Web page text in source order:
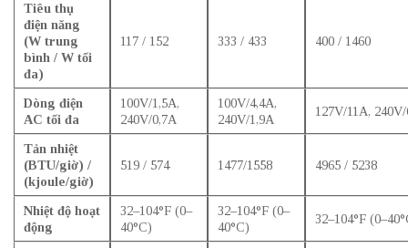
Tiêu thụ
điện năng
(W trung
bình / W tối
đa)
117 / 152 333 / 433 400 / 1460
Dòng điện
AC tối đa
100V/1,5A,
240V/0,7A
100V/4,4A,
240V/1,9A
127V/11A,
Tản nhiệt
(BTU/giờ) /
(kjoule/giờ)
519 / 574 1477/1558 4965 / 5238
Nhiệt độ hoạt
động
32–104°F (0–
40°C)
32–104°F (0–
40°C)
32–104°F